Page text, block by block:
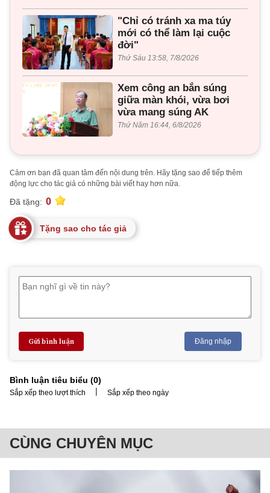
"Chỉ có tránh xa ma túy
mới có thể làm lại cuộc
đời"
Thứ Sáu 13:58, 7/8/2026
Xem công an bắn súng
giữa màn khói, vừa bơi
vừa mang súng AK
Thứ Năm 16:44, 6/8/2026
Cảm ơn bạn đã quan tâm đến nội dung trên. Hãy tặng sao để tiếp thêm
động lực cho tác giả có những bài viết hay hơn nữa.
Đã tặng: 0
Tặng sao cho tác giả
Gửi bình luận Đăng nhập
Bình luận tiêu biểu (0)
Sắp xếp theo lượt thích | Sắp xếp theo ngày
CÙNG CHUYÊN MỤC